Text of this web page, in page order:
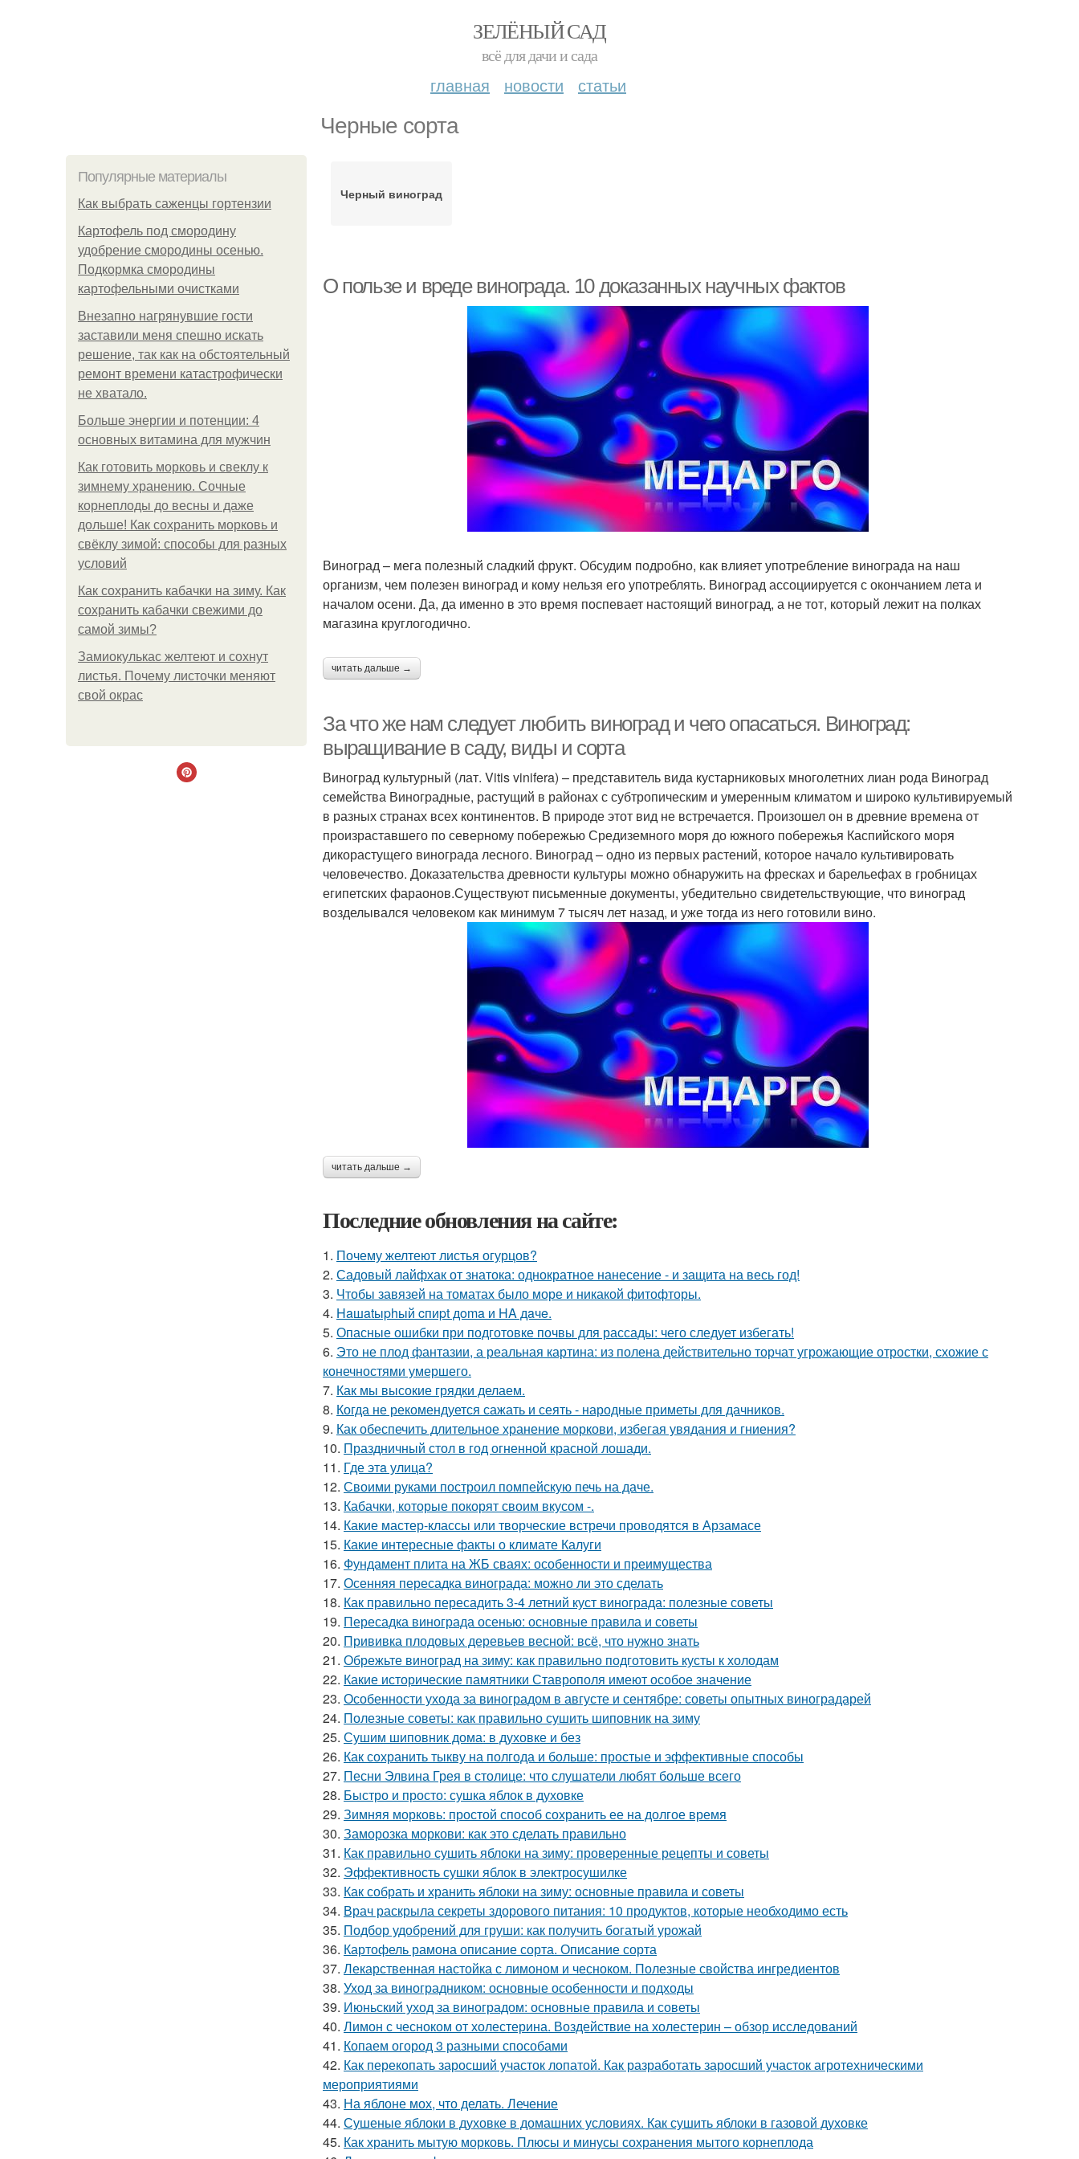
ЗЕЛЁНЫЙ САД
всё для дачи и сада
главная новости статьи
Черные сорта
Популярные материалы
Как выбрать саженцы гортензии
Картофель под смородину
удобрение смородины осенью.
Подкормка смородины
картофельными очистками
Внезапно нагрянувшие гости
заставили меня спешно искать
решение, так как на обстоятельный
ремонт времени катастрофически
не хватало.
Больше энергии и потенции: 4
основных витамина для мужчин
Как готовить морковь и свеклу к
зимнему хранению. Сочные
корнеплоды до весны и даже
дольше! Как сохранить морковь и
свёклу зимой: способы для разных
условий
Как сохранить кабачки на зиму. Как
сохранить кабачки свежими до
самой зимы?
Замиокулькас желтеют и сохнут
листья. Почему листочки меняют
свой окрас
Черный виноград
О пользе и вреде винограда. 10 доказанных научных фактов
Виноград – мега полезный сладкий фрукт. Обсудим подробно, как влияет употребление винограда на наш
организм, чем полезен виноград и кому нельзя его употреблять. Виноград ассоциируется с окончанием лета и
началом осени. Да, да именно в это время поспевает настоящий виноград, а не тот, который лежит на полках
магазина круглогодично.
читать дальше →
За что же нам следует любить виноград и чего опасаться. Виноград:
выращивание в саду, виды и сорта
Виноград культурный (лат. Vitis vinifera) – представитель вида кустарниковых многолетних лиан рода Виноград
семейства Виноградные, растущий в районах с субтропическим и умеренным климатом и широко культивируемый
в разных странах всех континентов. В природе этот вид не встречается. Произошел он в древние времена от
произраставшего по северному побережью Средиземного моря до южного побережья Каспийского моря
дикорастущего винограда лесного. Виноград – одно из первых растений, которое начало культивировать
человечество. Доказательства древности культуры можно обнаружить на фресках и барельефах в гробницах
египетских фараонов.Существуют письменные документы, убедительно свидетельствующие, что виноград
возделывался человеком как минимум 7 тысяч лет назад, и уже тогда из него готовили вино.
читать дальше →
Последние обновления на сайте:
1. Почему желтеют листья огурцов?
2. Садовый лайфхак от знатока: однократное нанесение - и защита на весь год!
3. Чтобы завязей на томатах было море и никакой фитофторы.
4. Haшatыphый cпиpt дoma и HA дaчe.
5. Опасные ошибки при подготовке почвы для рассады: чего следует избегать!
6. Это не плод фантазии, а реальная картина: из полена действительно торчат угрожающие отростки, схожие с
конечностями умершего.
7. Как мы высокие грядки делаем.
8. Когда не рекомендуется сажать и сеять - народные приметы для дачников.
9. Как обеспечить длительное хранение моркови, избегая увядания и гниения?
10. Праздничный стол в год огненной красной лошади.
11. Где этa улица?
12. Своими руками построил помпейскую печь на даче.
13. Кабачки, которые покорят своим вкусом -.
14. Какие мастер-классы или творческие встречи проводятся в Арзамасе
15. Какие интересные факты о климате Калуги
16. Фундамент плита на ЖБ сваях: особенности и преимущества
17. Осенняя пересадка винограда: можно ли это сделать
18. Как правильно пересадить 3-4 летний куст винограда: полезные советы
19. Пересадка винограда осенью: основные правила и советы
20. Прививка плодовых деревьев весной: всё, что нужно знать
21. Обрежьте виноград на зиму: как правильно подготовить кусты к холодам
22. Какие исторические памятники Ставрополя имеют особое значение
23. Особенности ухода за виноградом в августе и сентябре: советы опытных виноградарей
24. Полезные советы: как правильно сушить шиповник на зиму
25. Сушим шиповник дома: в духовке и без
26. Как сохранить тыкву на полгода и больше: простые и эффективные способы
27. Песни Элвина Грея в столице: что слушатели любят больше всего
28. Быстро и просто: сушка яблок в духовке
29. Зимняя морковь: простой способ сохранить ее на долгое время
30. Заморозка моркови: как это сделать правильно
31. Как правильно сушить яблоки на зиму: проверенные рецепты и советы
32. Эффективность сушки яблок в электросушилке
33. Как собрать и хранить яблоки на зиму: основные правила и советы
34. Врач раскрыла секреты здорового питания: 10 продуктов, которые необходимо есть
35. Подбор удобрений для груши: как получить богатый урожай
36. Картофель рамона описание сорта. Описание сорта
37. Лекарственная настойка с лимоном и чесноком. Полезные свойства ингредиентов
38. Уход за виноградником: основные особенности и подходы
39. Июньский уход за виноградом: основные правила и советы
40. Лимон с чесноком от холестерина. Воздействие на холестерин – обзор исследований
41. Копаем огород 3 разными способами
42. Как перекопать заросший участок лопатой. Как разработать заросший участок агротехническими
мероприятиями
43. На яблоне мох, что делать. Лечение
44. Сушеные яблоки в духовке в домашних условиях. Как сушить яблоки в газовой духовке
45. Как хранить мытую морковь. Плюсы и минусы сохранения мытого корнеплода